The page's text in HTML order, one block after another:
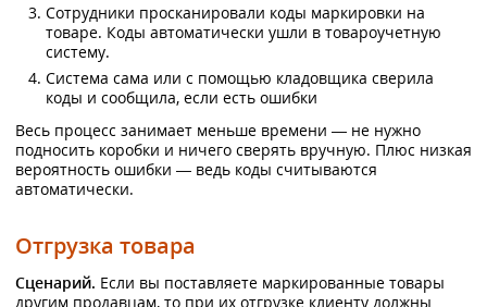
Сотрудники просканировали коды маркировки на
товаре. Коды автоматически ушли в товароучетную
систему.
Система сама или с помощью кладовщика сверила
коды и сообщила, если есть ошибки
Весь процесс занимает меньше времени — не нужно
подносить коробки и ничего сверять вручную. Плюс низкая
вероятность ошибки — ведь коды считываются
автоматически.
Отгрузка товара
Сценарий. Если вы поставляете маркированные товары
другим продавцам, то при их отгрузке клиенту должны